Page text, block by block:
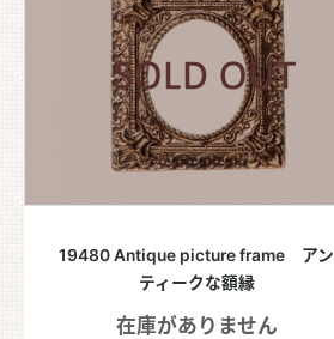
19480 Antique picture frame アン
ティークな額縁
在庫がありません